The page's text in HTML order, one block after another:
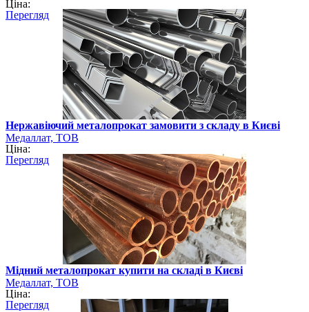
Ціна:
Перегляд
Нержавіючий металопрокат замовити з складу в Києві
Медаллат, ТОВ
Ціна:
Перегляд
Мідний металопрокат купити на складі в Києві
Медаллат, ТОВ
Ціна:
Перегляд